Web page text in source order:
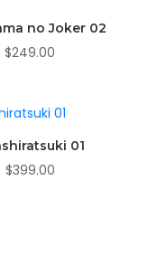
no Joker 02
$249.00
01
$399.00